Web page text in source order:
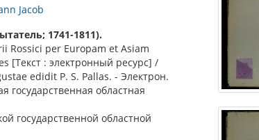
Jacob
1741-1811).
Rossici per Europam et Asiam
[Текст : электронный ресурс] /
edidit P. S. Pallas. - Электрон.
государственная областная
государственной областной